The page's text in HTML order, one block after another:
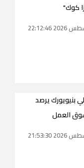
كوك"
بنيويورك يرصد
العمل